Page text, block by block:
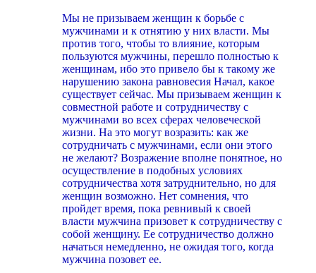
Мы не призываем женщин к борьбе с
мужчинами и к отнятию у них власти. Мы
против того, чтобы то влияние, которым
пользуются мужчины, перешло полностью к
женщинам, ибо это привело бы к такому же
нарушению закона равновесия Начал, какое
существует сейчас. Мы призываем женщин к
совместной работе и сотрудничеству с
мужчинами во всех сферах человеческой
жизни. На это могут возразить: как же
сотрудничать с мужчинами, если они этого
не желают? Возражение вполне понятное, но
осуществление в подобных условиях
сотрудничества хотя затруднительно, но для
женщин возможно. Нет сомнения, что
пройдет время, пока ревнивый к своей
власти мужчина призовет к сотрудничеству с
собой женщину. Ее сотрудничество должно
начаться немедленно, не ожидая того, когда
мужчина позовет ее.